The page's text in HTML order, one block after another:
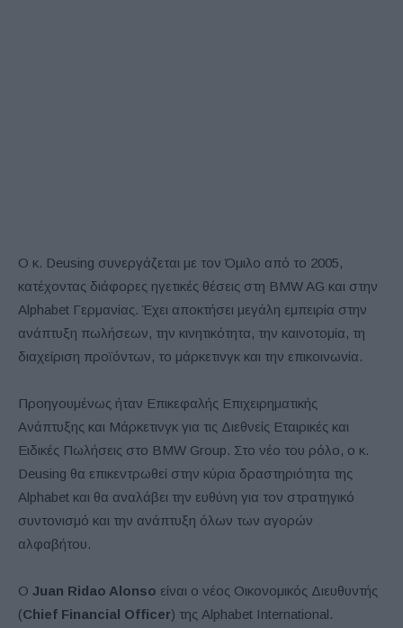
Ο κ. Deusing συνεργάζεται με τον Όμιλο από το 2005,
κατέχοντας διάφορες ηγετικές θέσεις στη BMW AG και στην
Alphabet Γερμανίας. Έχει αποκτήσει μεγάλη εμπειρία στην
ανάπτυξη πωλήσεων, την κινητικότητα, την καινοτομία, τη
διαχείριση προϊόντων, το μάρκετινγκ και την επικοινωνία.
Προηγουμένως ήταν Επικεφαλής Επιχειρηματικής
Ανάπτυξης και Μάρκετινγκ για τις Διεθνείς Εταιρικές και
Ειδικές Πωλήσεις στο BMW Group. Στο νέο του ρόλο, ο κ.
Deusing θα επικεντρωθεί στην κύρια δραστηριότητα της
Alphabet και θα αναλάβει την ευθύνη για τον στρατηγικό
συντονισμό και την ανάπτυξη όλων των αγορών
αλφαβήτου.
Ο Juan Ridao Alonso είναι ο νέος Οικονομικός Διευθυντής
(Chief Financial Officer) της Alphabet International.